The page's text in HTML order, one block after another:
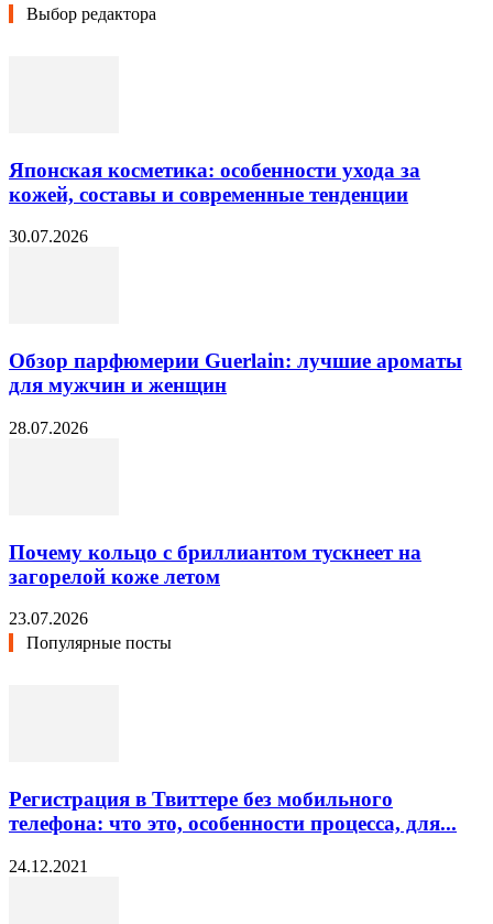
Выбор редактора
Японская косметика: особенности ухода за
кожей, составы и современные тенденции
30.07.2026
Обзор парфюмерии Guerlain: лучшие ароматы
для мужчин и женщин
28.07.2026
Почему кольцо с бриллиантом тускнеет на
загорелой коже летом
23.07.2026
Популярные посты
Регистрация в Твиттере без мобильного
телефона: что это, особенности процесса, для...
24.12.2021